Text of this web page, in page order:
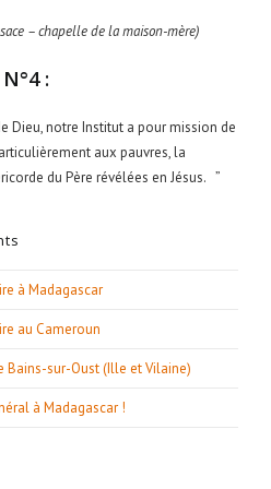
– chapelle de la maison-mère)
:
Dieu, notre Institut a pour mission de
aux pauvres, la
du Père révélées en Jésus. ”
à Madagascar
au Cameroun
Bains-sur-Oust (Ille et Vilaine)
à Madagascar !